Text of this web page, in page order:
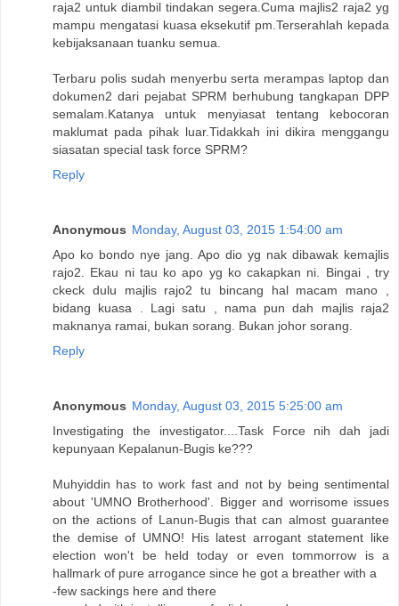
raja2 untuk diambil tindakan segera.Cuma majlis2 raja2 yg
mampu mengatasi kuasa eksekutif pm.Terserahlah kepada
kebijaksanaan tuanku semua.
Terbaru polis sudah menyerbu serta merampas laptop dan
dokumen2 dari pejabat SPRM berhubung tangkapan DPP
semalam.Katanya untuk menyiasat tentang kebocoran
maklumat pada pihak luar.Tidakkah ini dikira menggangu
siasatan special task force SPRM?
Reply
Anonymous Monday, August 03, 2015 1:54:00 am
Apo ko bondo nye jang. Apo dio yg nak dibawak kemajlis
rajo2. Ekau ni tau ko apo yg ko cakapkan ni. Bingai , try
ckeck dulu majlis rajo2 tu bincang hal macam mano ,
bidang kuasa . Lagi satu , nama pun dah majlis raja2
maknanya ramai, bukan sorang. Bukan johor sorang.
Reply
Anonymous Monday, August 03, 2015 5:25:00 am
Investigating the investigator....Task Force nih dah jadi
kepunyaan Kepalanun-Bugis ke???
Muhyiddin has to work fast and not by being sentimental
about 'UMNO Brotherhood'. Bigger and worrisome issues
on the actions of Lanun-Bugis that can almost guarantee
the demise of UMNO! His latest arrogant statement like
election won't be held today or even tommorrow is a
hallmark of pure arrogance since he got a breather with a
-few sackings here and there